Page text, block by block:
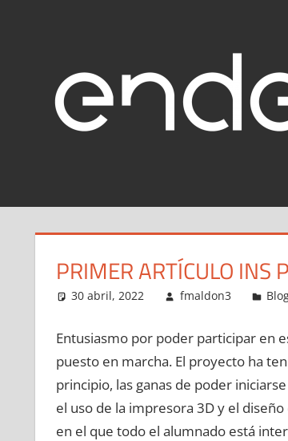
Fundación
Endesa
2020-
PRIMER ARTÍCULO INS
30 abril, 2022 fmaldon3
Entusiasmo por poder participar en
puesto en marcha. El proyecto ha
principio, las ganas de poder
el uso de la impresora 3D y el
en el que todo el alumnado está